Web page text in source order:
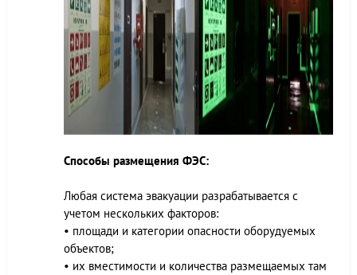
Способы размещения ФЭС:
Любая система эвакуации разрабатывается с
учетом нескольких факторов:
• площади и категории опасности оборудуемых
объектов;
• их вместимости и количества размещаемых там